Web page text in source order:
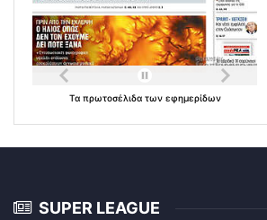
Τα πρωτοσέλιδα των εφημερίδων
SUPER LEAGUE